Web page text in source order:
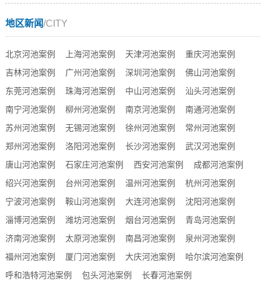
地区新闻/CITY
北京河池案例 上海河池案例 天津河池案例
重庆河池案例
吉林河池案例
广州河池案例 深圳河池案例
佛山河池案例
东莞河池案例
珠海河池案例 中山河池案例
汕头河池案例
南宁河池案例
柳州河池案例 南京河池案例
南通河池案例
苏州河池案例
无锡河池案例 徐州河池案例
常州河池案例
郑州河池案例
洛阳河池案例 长沙河池案例
武汉河池案例
唐山河池案例
石家庄河池案例 西安河池案例
成都河池案例
绍兴河池案例
台州河池案例 温州河池案例
杭州河池案例
宁波河池案例
鞍山河池案例 大连河池案例
沈阳河池案例
淄博河池案例
潍坊河池案例 烟台河池案例
青岛河池案例
济南河池案例
太原河池案例 南昌河池案例
泉州河池案例
福州河池案例
厦门河池案例 大庆河池案例
哈尔滨河池案例
呼和浩特河池案例
包头河池案例 长春河池案例